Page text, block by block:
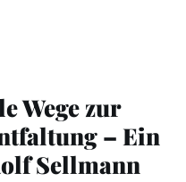
Wege zur
– Ein
Sellmann